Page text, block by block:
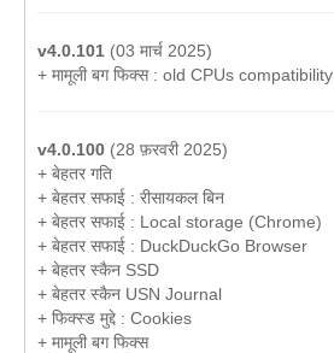
v4.0.101 (03 मार्च 2025)
+ मामूली बग फिक्स : old CPUs compatibility
v4.0.100 (28 फ़रवरी 2025)
+ बेहतर गति
+ बेहतर सफाई : रीसायकल बिन
+ बेहतर सफाई : Local storage (Chrome)
+ बेहतर सफाई : DuckDuckGo Browser
+ बेहतर स्कैन SSD
+ बेहतर स्कैन USN Journal
+ फिक्स्ड मुद्दे : Cookies
+ मामूली बग फिक्स